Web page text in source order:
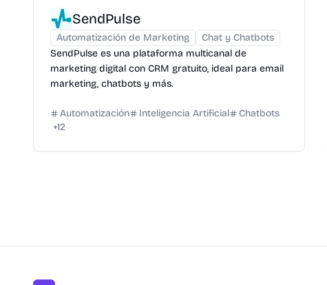
SendPulse
Automatización de Marketing
Chat y Chatbots
SendPulse es una plataforma multicanal de
marketing digital con CRM gratuito, ideal para email
marketing, chatbots y más.
Automatización Inteligencia Artificial
Chatbots
+12